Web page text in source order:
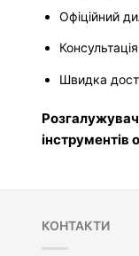
Офіційний
Швидка
інструментів
КОНТАКТИ